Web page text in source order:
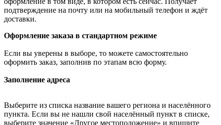
подтверждение на почту или на мобильный телефон и ждёт
доставки.
Оформление заказа в стандартном режиме
Если вы уверены в выборе, то можете самостоятельно
оформить заказ, заполнив по этапам всю форму.
Заполнение адреса
Выберите из списка название вашего региона и населённого
пункта. Если вы не нашли свой населённый пункт в списке,
выберите значение «Другое местоположение» и впишите